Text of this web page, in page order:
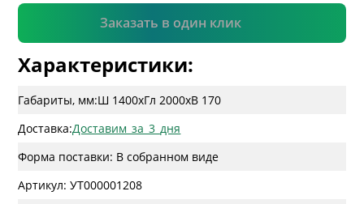
Заказать в один клик
Подтвердить
Характеристики:
Габариты, мм:Ш 1400xГл 2000xВ 170
Доставка:Доставим_за_3_дня
Форма поставки: В собранном виде
Артикул: УТ000001208